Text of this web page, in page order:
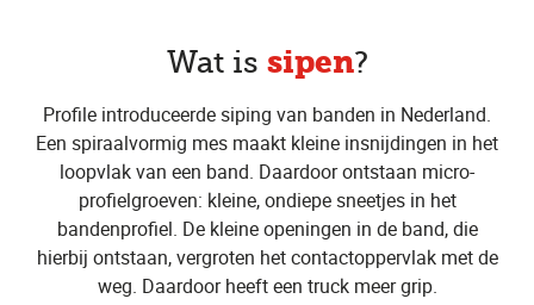
Wat is sipen?
Profile introduceerde siping van banden in Nederland.
Een spiraalvormig mes maakt kleine insnijdingen in het
loopvlak van een band. Daardoor ontstaan micro-
profielgroeven: kleine, ondiepe sneetjes in het
bandenprofiel. De kleine openingen in de band, die
hierbij ontstaan, vergroten het contactoppervlak met de
weg. Daardoor heeft een truck meer grip.